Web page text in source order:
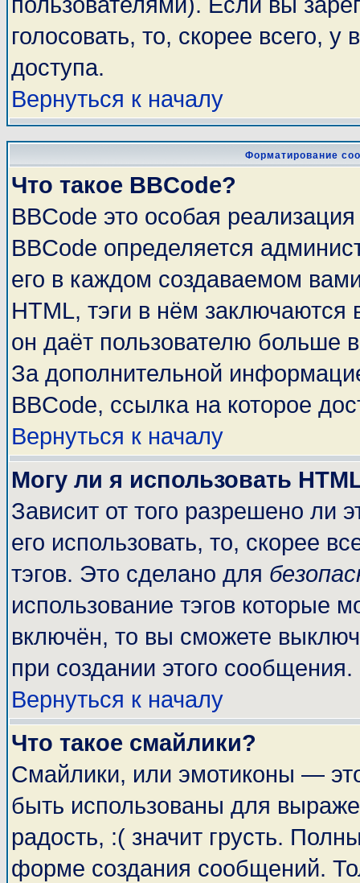
голосовать, то, скорее всего,
доступа.
Вернуться к началу
Форматирование
Что такое BBCode?
BBCode это особая
BBCode определяется
его в каждом создаваемом
HTML, тэги в нём заключаются
он даёт пользователю больше
За дополнительной
BBCode, ссылка на которое
Вернуться к началу
Могу ли я использовать
Зависит от того разрешено ли
его использовать, то, скорее
тэгов. Это сделано для
использование тэгов которые
включён, то вы сможете
при создании этого сообщения.
Вернуться к началу
Что такое смайлики?
Смайлики, или эмотиконы —
быть использованы для
радость, :( значит грусть.
форме создания сообщений.